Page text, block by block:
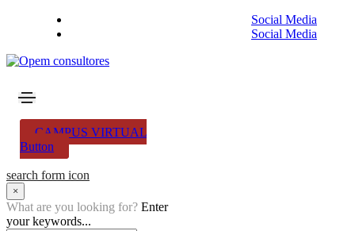
Social Media
Social Media
CAMPUS VIRTUAL
Button
search form icon
×
What are you looking for? Enter
your keywords...